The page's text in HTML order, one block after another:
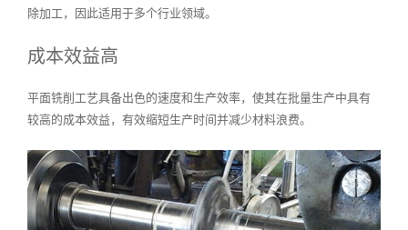
除加工，因此适用于多个行业领域。
成本效益高
平面铣削工艺具备出色的速度和生产效率，使其在批量生产中具有
较高的成本效益，有效缩短生产时间并减少材料浪费。